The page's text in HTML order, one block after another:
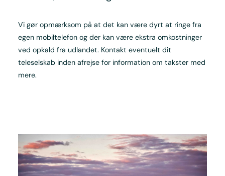
Vi gør opmærksom på at det kan være dyrt at ringe fra
egen mobiltelefon og der kan være ekstra omkostninger
ved opkald fra udlandet. Kontakt eventuelt dit
teleselskab inden afrejse for information om takster med
mere.